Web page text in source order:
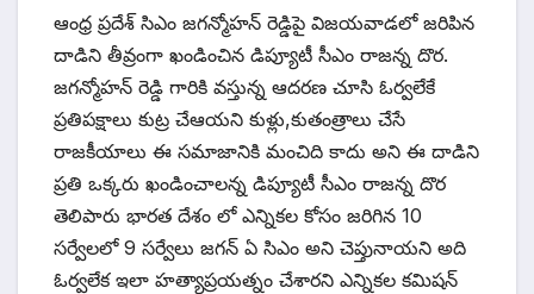
ఆంధ్ర ప్రదేశ్ సిఎం జగన్మోహన్ రెడ్డిపై విజయవాడలో జరిపిన
దాడిని తీవ్రంగా ఖండించిన డిప్యూటీ సీఎం రాజన్న దొర.
జగన్మోహన్ రెడ్డి గారికి వస్తున్న ఆదరణ చూసి ఓర్వలేకే
ప్రతిపక్షాలు కుట్ర చేఆయని కుళ్లు,కుతంత్రాలు చేసే
రాజకీయాలు ఈ సమాజానికి మంచిది కాదు అని ఈ దాడిని
ప్రతి ఒక్కరు ఖండించాలన్న డిప్యూటీ సీఎం రాజన్న దొర
తెలిపారు భారత దేశం లో ఎన్నికల కోసం జరిగిన 10
సర్వేలలో 9 సర్వేలు జగన్ ఏ సిఎం అని చెప్తునాయని అది
ఓర్వలేక ఇలా హత్యాప్రయత్నం చేశారని ఎన్నికల కమిషన్